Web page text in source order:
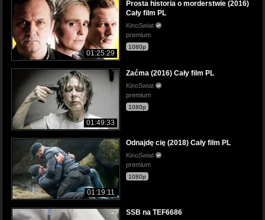
01:25:29
Prosta historia o morderstwie (2016)
Cały film PL
KinoSwiat
premium
1080p
01:49:33
Zaćma (2016) Cały film PL
KinoSwiat
premium
1080p
01:19:11
Odnajdę cię (2018) Cały film PL
KinoSwiat
premium
1080p
SSB na TEF6686